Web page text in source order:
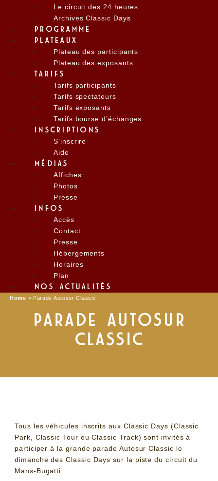
Le circuit des 24 heures
Archives Classic Days
PROGRAMME
PLATEAUX
Plateau des participants
Plateau des exposants
TARIFS
Tarifs participants
Tarifs spectateurs
Tarifs exposants
Tarifs bourse d’échanges
INSCRIPTIONS
S’inscrire
Aide
MÉDIAS
Affiches
Photos
Presse
INFOS
Accès
Contact
Presse
Hébergements
Horaires
Plan
NOS ACTUALITÉS
Home » Parade Autosur Classic
PARADE AUTOSUR
CLASSIC
Tous les véhicules inscrits aux Classic Days (Classic
Park, Classic Tour ou Classic Track) sont invités à
participer à la grande parade Autosur Classic le
dimanche des Classic Days sur la piste du circuit du
Mans-Bugatti.